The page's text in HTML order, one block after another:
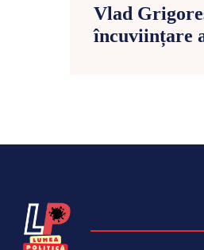
Vlad
încuviințare